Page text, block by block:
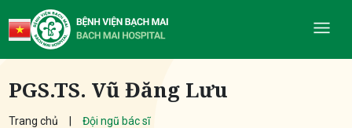
PGS.TS. Vũ Đăng Lưu
Trang chủ Đội ngũ bác sĩ